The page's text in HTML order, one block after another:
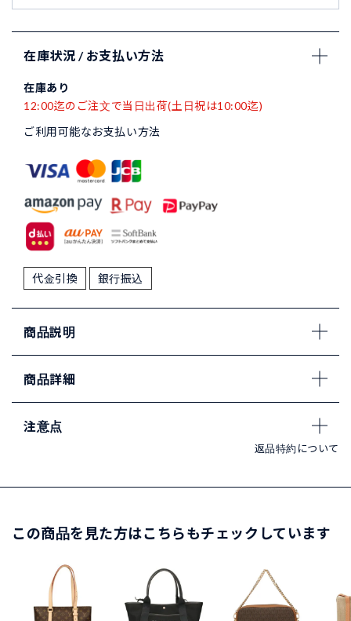
在庫状況 / お支払い方法
在庫あり
12:00迄のご注文で当日出荷(土日祝は10:00迄)
ご利用可能なお支払い方法
代金引換 銀行振込
商品説明
商品詳細
注意点
返品特約について
この商品を見た方はこちらもチェックしています